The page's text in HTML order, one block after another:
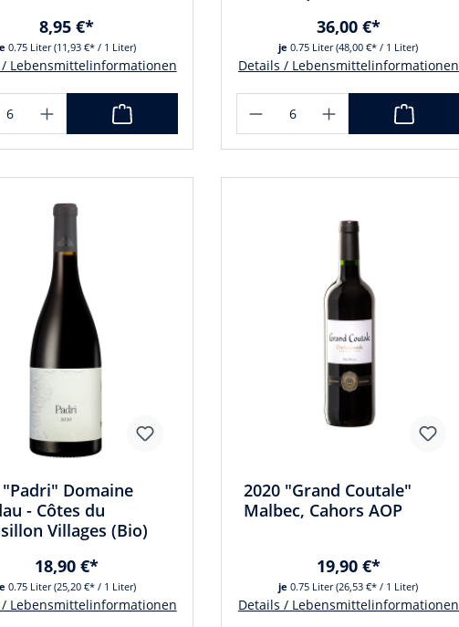
0.75 Liter(11,93 €* / 1 Liter)
8,95 €*
/ Lebensmittelinformationen
je0.75 Liter(48,00 €* / 1 Liter)
36,00 €*
Details / Lebensmittelinformationen
"Padri" Domaine
- Côtes du
Villages (Bio)
0.75 Liter(25,20 €* / 1 Liter)
18,90 €*
/ Lebensmittelinformationen
2020 "Grand Coutale"
Malbec, Cahors AOP
je0.75 Liter(26,53 €* / 1 Liter)
19,90 €*
Details / Lebensmittelinformationen